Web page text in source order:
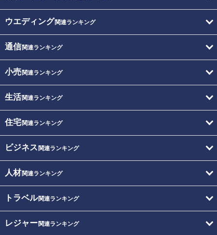
ウエディング関連ランキング
通信関連ランキング
小売関連ランキング
生活関連ランキング
住宅関連ランキング
ビジネス 関連ランキング
人材関連ランキング
トラベル関連ランキング
レジャー関連ランキング